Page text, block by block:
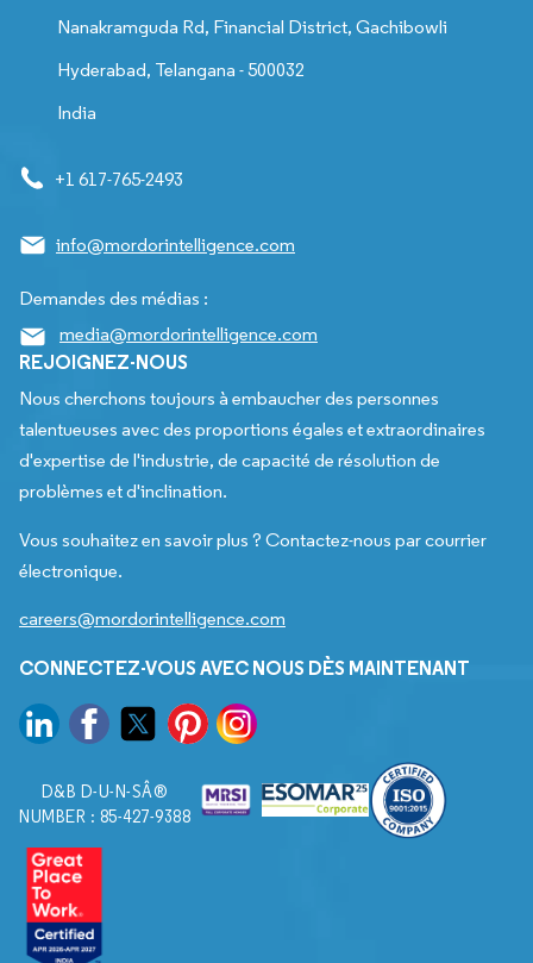
Nanakramguda Rd, Financial District, Gachibowli
Hyderabad, Telangana - 500032
India
+1 617-765-2493
info@mordorintelligence.com
Demandes des médias :
media@mordorintelligence.com
REJOIGNEZ-NOUS
Nous cherchons toujours à embaucher des personnes
talentueuses avec des proportions égales et extraordinaires
d'expertise de l'industrie, de capacité de résolution de
problèmes et d'inclination.
Vous souhaitez en savoir plus ? Contactez-nous par courrier
électronique.
careers@mordorintelligence.com
CONNECTEZ-VOUS AVEC NOUS DÈS MAINTENANT
D&B D-U-N-SÂ®
NUMBER : 85-427-9388